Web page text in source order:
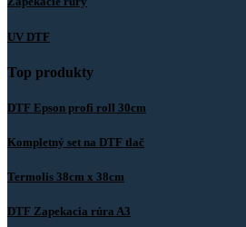
UV DTF
Top produkty
DTF Epson profi roll 30cm
Kompletný set na DTF tlač
Termolis 38cm x 38cm
DTF Zapekacia rúra A3